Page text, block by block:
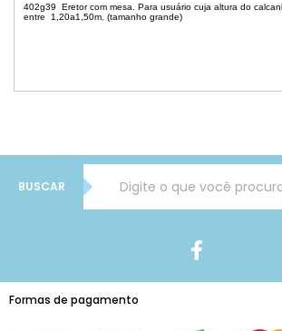
402g39 Eretor com mesa. Para usuário cuja altura do
entre
1,20a1,50m. (tamanho grande)
BUSCAR
Formas de pagamento